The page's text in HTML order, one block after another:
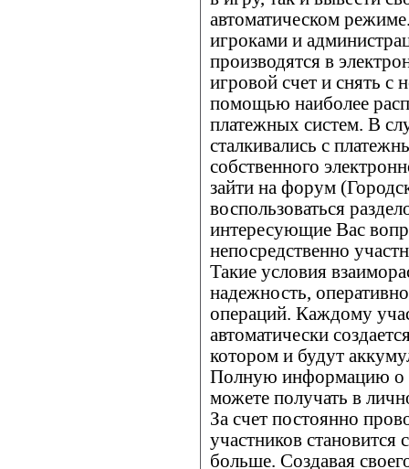
автоматическом
игроками и
производятся в
игровой счет и снять с
помощью наиболее
платежных систем. В
сталкивались с
собственного
зайти на форум
воспользоваться
интересующие Вас
непосредственно
Такие условия
надежность,
операций. Каждому
автоматически
котором и будут
Полную информацию о
можете получать в
За счет постоянно
участников
больше. Создавая